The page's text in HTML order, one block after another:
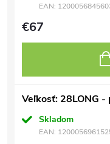
EAN:
€67
Veľkosť: 28LONG
Skladom
EAN: